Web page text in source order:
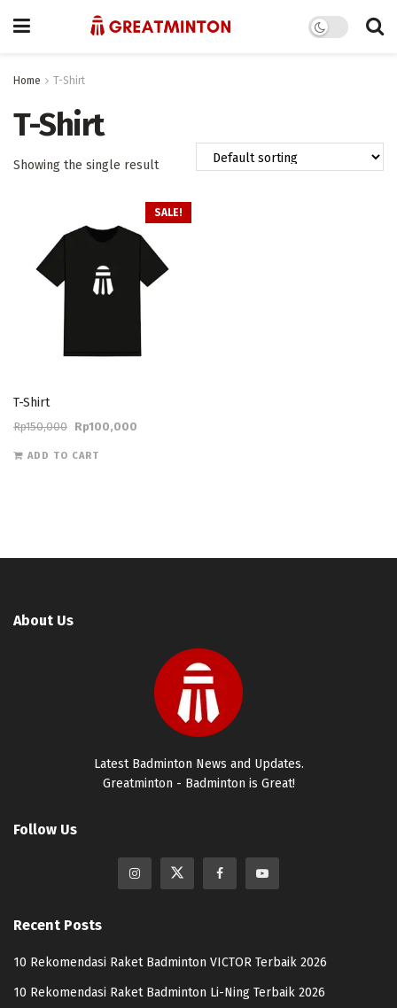
Home T-Shirt
T-Shirt
Showing the single result
SALE!
T-Shirt
Rp150,000 Rp100,000
ADD TO CART
About Us
Latest Badminton News and Updates.
Greatminton - Badminton is Great!
Follow Us
Recent Posts
10 Rekomendasi Raket Badminton VICTOR Terbaik 2026
10 Rekomendasi Raket Badminton Li-Ning Terbaik 2026